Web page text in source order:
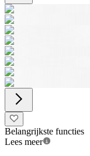
Belangrijkste functies
Lees meer